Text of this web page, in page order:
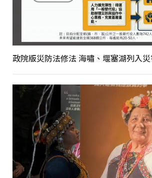
政院版災防法修法 海嘯、堰塞湖列入